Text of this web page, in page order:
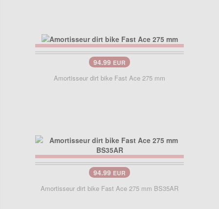
94.99 EUR
Amortisseur dirt bike Fast Ace 275 mm
94.99 EUR
Amortisseur dirt bike Fast Ace 275 mm BS35AR